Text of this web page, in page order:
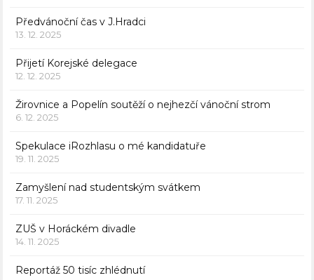
Předvánoční čas v J.Hradci
13. 12. 2025
Přijetí Korejské delegace
12. 12. 2025
Žirovnice a Popelín soutěží o nejhezčí vánoční strom
6. 12. 2025
Spekulace iRozhlasu o mé kandidatuře
19. 11. 2025
Zamyšlení nad studentským svátkem
17. 11. 2025
ZUŠ v Horáckém divadle
14. 11. 2025
Reportáž 50 tisíc zhlédnutí